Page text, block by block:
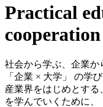
Practical
社会から学ぶ、企業か
「企業 × 大学」 の学び
産業界をはじめとす
を学んでいくために、